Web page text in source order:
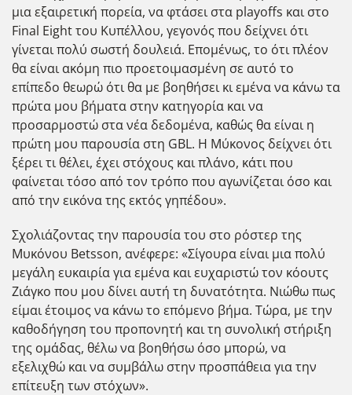
μια εξαιρετική πορεία, να φτάσει στα playoffs και στο
Final Eight του Κυπέλλου, γεγονός που δείχνει ότι
γίνεται πολύ σωστή δουλειά. Επομένως, το ότι πλέον
θα είναι ακόμη πιο προετοιμασμένη σε αυτό το
επίπεδο θεωρώ ότι θα με βοηθήσει κι εμένα να κάνω τα
πρώτα μου βήματα στην κατηγορία και να
προσαρμοστώ στα νέα δεδομένα, καθώς θα είναι η
πρώτη μου παρουσία στη GBL. Η Μύκονος δείχνει ότι
ξέρει τι θέλει, έχει στόχους και πλάνο, κάτι που
φαίνεται τόσο από τον τρόπο που αγωνίζεται όσο και
από την εικόνα της εκτός γηπέδου».
Σχολιάζοντας την παρουσία του στο ρόστερ της
Μυκόνου Betsson, ανέφερε: «Σίγουρα είναι μια πολύ
μεγάλη ευκαιρία για εμένα και ευχαριστώ τον κόουτς
Ζιάγκο που μου δίνει αυτή τη δυνατότητα. Νιώθω πως
είμαι έτοιμος να κάνω το επόμενο βήμα. Τώρα, με την
καθοδήγηση του προπονητή και τη συνολική στήριξη
της ομάδας, θέλω να βοηθήσω όσο μπορώ, να
εξελιχθώ και να συμβάλω στην προσπάθεια για την
επίτευξη των στόχων».